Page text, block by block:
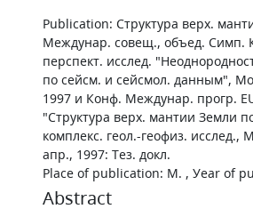
Publication: Структура верх.
Междунар. совещ., объед. Симп.
перспект. исслед.
по сейсм. и сейсмол. данным",
1997 и Конф. Междунар. прогр.
"Структура верх. мантии Земли
комплекс. геол.-геофиз. исслед.,
апр., 1997: Тез. докл.
Place of publication: М. , Уear of
Abstract